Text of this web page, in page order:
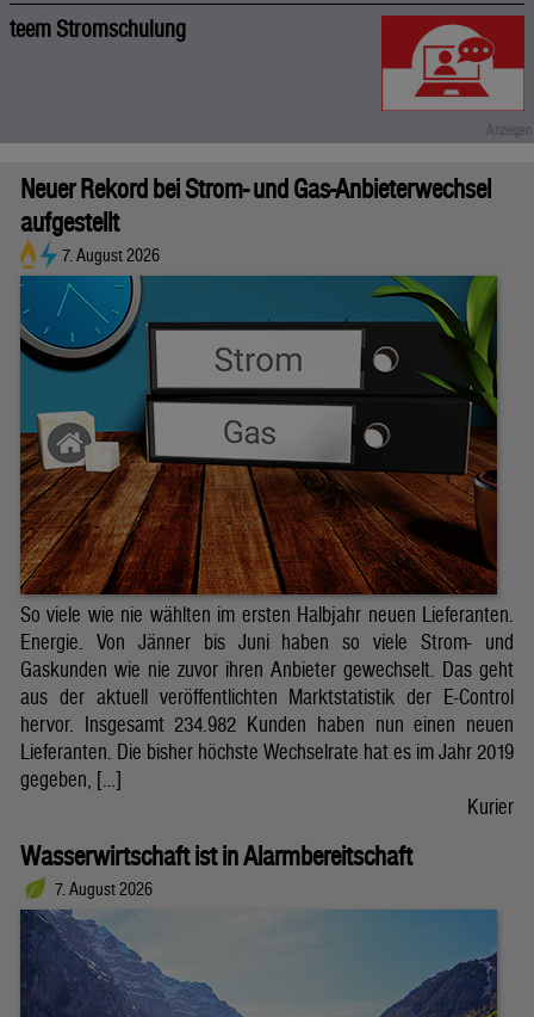
teem Stromschulung
Neuer Rekord bei Strom- und Gas-Anbieterwechsel
aufgestellt
7. August 2026
So viele wie nie wählten im ersten Halbjahr neuen Lieferanten.
Energie. Von Jänner bis Juni haben so viele Strom- und
Gaskunden wie nie zuvor ihren Anbieter gewechselt. Das geht
aus der aktuell veröffentlichten Marktstatistik der E-Control
hervor. Insgesamt 234.982 Kunden haben nun einen neuen
Lieferanten. Die bisher höchste Wechselrate hat es im Jahr 2019
gegeben, […]
Kurier
Wasserwirtschaft ist in Alarmbereitschaft
7. August 2026